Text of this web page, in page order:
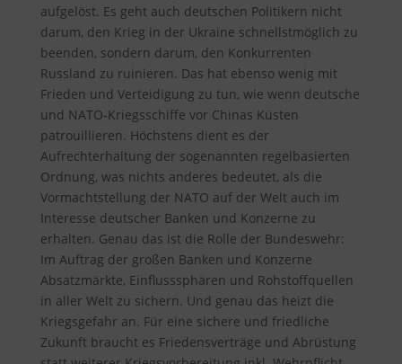
aufgelöst. Es geht auch deutschen Politikern nicht
darum, den Krieg in der Ukraine schnellstmöglich zu
beenden, sondern darum, den Konkurrenten
Russland zu ruinieren. Das hat ebenso wenig mit
Frieden und Verteidigung zu tun, wie wenn deutsche
und NATO-Kriegsschiffe vor Chinas Küsten
patrouillieren. Höchstens dient es der
Aufrechterhaltung der sogenannten regelbasierten
Ordnung, was nichts anderes bedeutet, als die
Vormachtstellung der NATO auf der Welt auch im
Interesse deutscher Banken und Konzerne zu
erhalten. Genau das ist die Rolle der Bundeswehr:
Im Auftrag der großen Banken und Konzerne
Absatzmärkte, Einflusssphären und Rohstoffquellen
in aller Welt zu sichern. Und genau das heizt die
Kriegsgefahr an. Für eine sichere und friedliche
Zukunft braucht es Friedensverträge und Abrüstung